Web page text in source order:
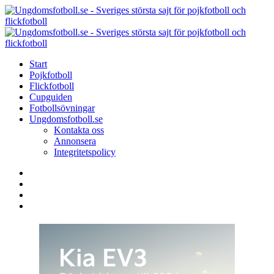
Menu
Search
Menu
Start
Pojkfotboll
Flickfotboll
Cupguiden
Fotbollsövningar
Ungdomsfotboll.se
Kontakta oss
Annonsera
Integritetspolicy